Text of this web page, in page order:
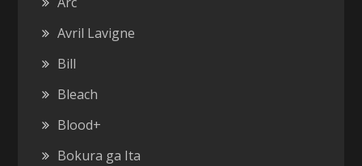
Avril Lavigne
Bill
Bleach
Blood+
Bokura ga Ita